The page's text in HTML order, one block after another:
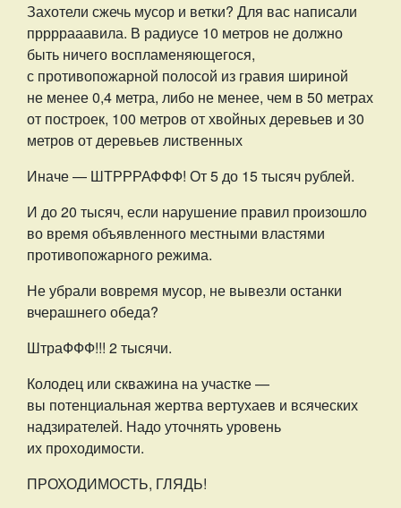
Захотели сжечь мусор и ветки? Для вас написали
пррррааавила. В радиусе 10 метров не должно
быть ничего воспламеняющегося,
с противопожарной полосой из гравия шириной
не менее 0,4 метра, либо не менее, чем в 50 метрах
от построек, 100 метров от хвойных деревьев и 30
метров от деревьев лиственных
Иначе — ШТРРРАФФФ! От 5 до 15 тысяч рублей.
И до 20 тысяч, если нарушение правил произошло
во время объявленного местными властями
противопожарного режима.
Не убрали вовремя мусор, не вывезли останки
вчерашнего обеда?
ШтраФФФ!!! 2 тысячи.
Колодец или скважина на участке —
вы потенциальная жертва вертухаев и всяческих
надзирателей. Надо уточнять уровень
их проходимости.
ПРОХОДИМОСТЬ, ГЛЯДЬ!